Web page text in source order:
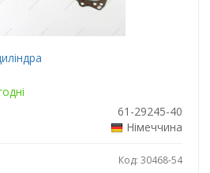
61-29245-40
Німеччина
Код: 30468-54